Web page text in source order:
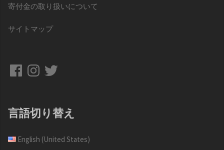
寄付金の取り扱いについて
サイトマップ
FacebookInstagram
Twitter
言語切り替え
English (United States)